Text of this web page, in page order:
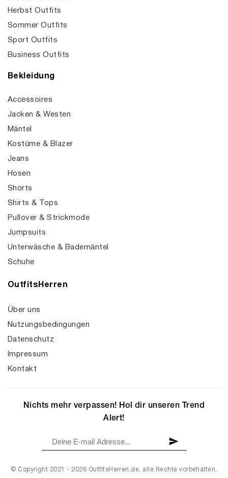
Herbst Outfits
Sommer Outfits
Sport Outfits
Business Outfits
Bekleidung
Accessoires
Jacken & Westen
Mäntel
Kostüme & Blazer
Jeans
Hosen
Shorts
Shirts & Tops
Pullover & Strickmode
Jumpsuits
Unterwäsche & Bademäntel
Schuhe
OutfitsHerren
Über uns
Nutzungsbedingungen
Datenschutz
Impressum
Kontakt
© Copyright 2021 - 2026 OutfitsHerren.de, alle Rechte vorbehalten.
Nichts mehr verpassen! Hol dir unseren Trend
Alert!